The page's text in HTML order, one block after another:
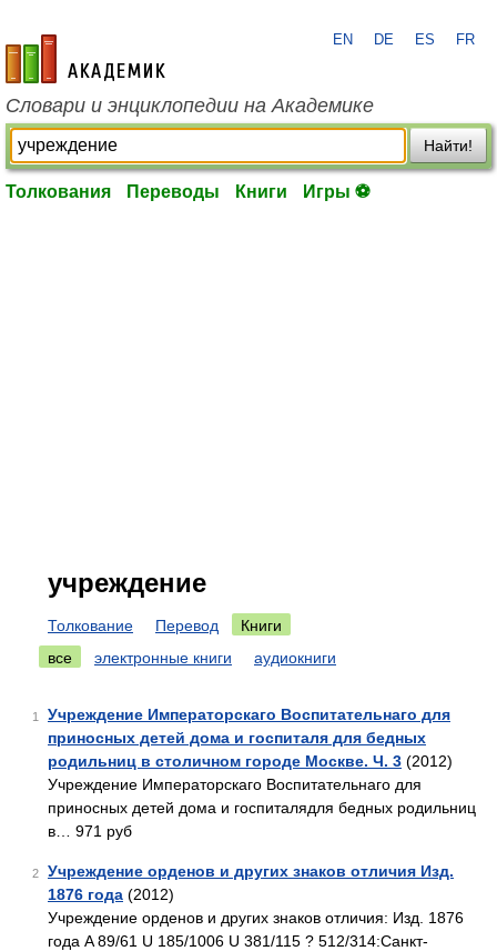
academic.ru
EN DE ES FR
Словари и энциклопедии на Академике
Найти!
Толкования Переводы Книги Игры ⚽
учреждение
Толкование Перевод
Книги
все
электронные книги аудиокниги
1
Учреждение Императорскаго Воспитательнаго для
приносных детей дома и госпиталя для бедных
родильниц в столичном городе Москве. Ч. 3 (2012)
Учреждение Императорскаго Воспитательнаго для
приносных детей дома и госпиталядля бедных родильниц
в… 971 руб
2
Учреждение орденов и других знаков отличия Изд.
1876 года (2012)
Учреждение орденов и других знаков отличия: Изд. 1876
года A 89/61 U 185/1006 U 381/115 ? 512/314:Санкт-